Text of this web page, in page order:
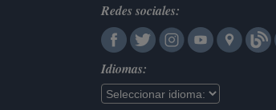
Redes sociales:
Idiomas: